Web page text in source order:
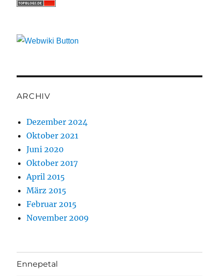
ARCHIV
Dezember 2024
Oktober 2021
Juni 2020
Oktober 2017
April 2015
März 2015
Februar 2015
November 2009
Ennepetal